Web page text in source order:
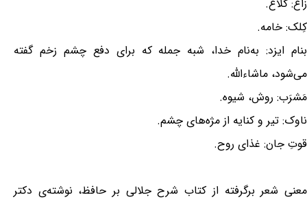
زاغ: کلاغ.
کِلک: خامه.
بنام ایزد: به‌نام خدا، شبه جمله که برای دفع چشم زخم گفته
می‌شود، ماشاءالله.
مَشرَب: روش، شیوه.
ناوک: تیر و کنایه از مژه‌های چشم.
قوتِ جان: غذای روح.
معنی شعر برگرفته از کتاب شرح جلالی بر حافظ، نوشته‌ی دکتر